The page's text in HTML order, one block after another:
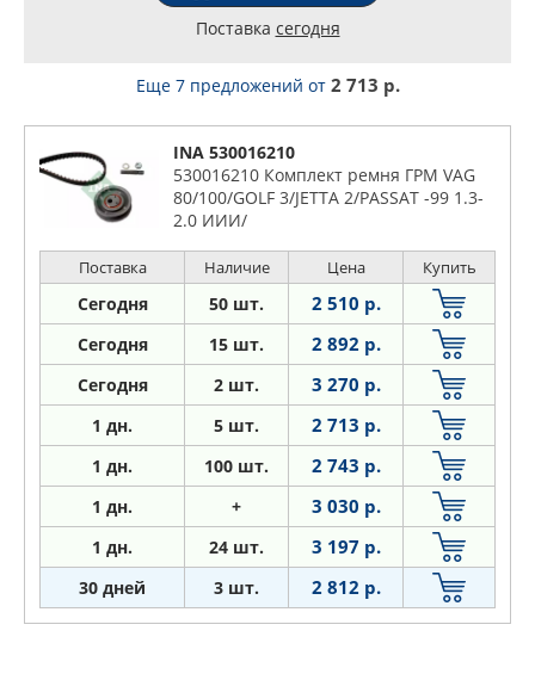
Поставка сегодня
Еще 7 предложений от 2 713 р.
INA 530016210
530016210 Комплект ремня ГРМ VAG
80/100/GOLF 3/JETTA 2/PASSAT -99 1.3-
2.0 ИИИ/
Поставка Наличие Цена Купить
Сегодня 50 шт. 2 510 р.
Сегодня 15 шт. 2 892 р.
Сегодня 2 шт. 3 270 р.
1 дн. 5 шт. 2 713 р.
1 дн. 100 шт. 2 743 р.
1 дн. + 3 030 р.
1 дн. 24 шт. 3 197 р.
30 дней 3 шт. 2 812 р.